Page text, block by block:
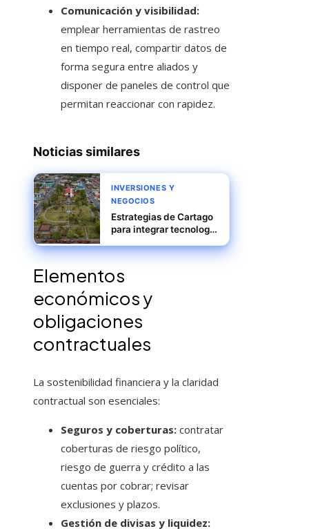
Comunicación y visibilidad:
emplear herramientas de rastreo
en tiempo real, compartir datos de
forma segura entre aliados y
disponer de paneles de control que
permitan reaccionar con rapidez.
Noticias similares
INVERSIONES Y
NEGOCIOS
Estrategias de Cartago
para integrar tecnología
sostenibilidad
Elementos
económicos y
obligaciones
contractuales
La sostenibilidad financiera y la claridad
contractual son esenciales:
Seguros y coberturas: contratar
coberturas de riesgo político,
riesgo de guerra y crédito a las
cuentas por cobrar; revisar
exclusiones y plazos.
Gestión de divisas y liquidez: